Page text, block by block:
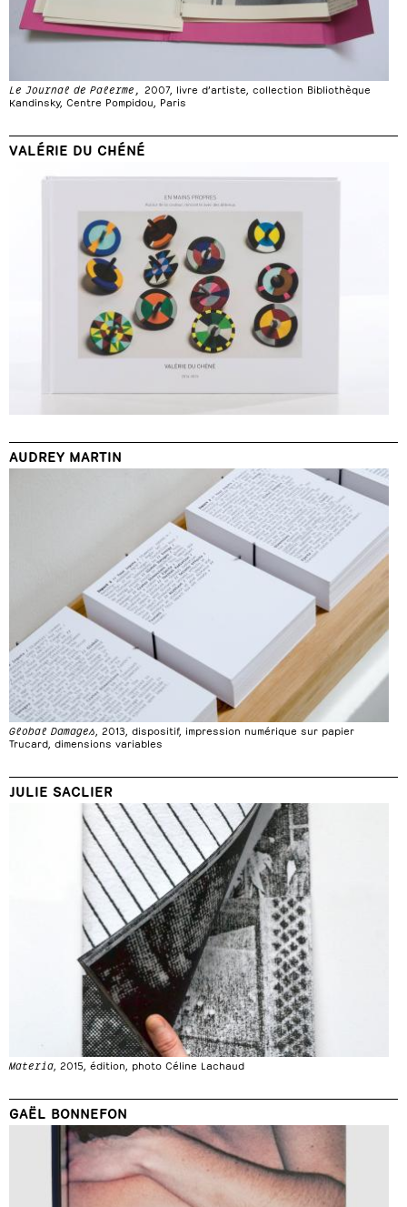
Le Journal de Palerme,
2007, livre d’artiste, collection Bibliothèque
Kandinsky, Centre Pompidou, Paris
VALÉRIE DU CHÉNÉ
AUDREY MARTIN
Global Damages , 2013, dispositif, impression numérique sur papier
Trucard, dimensions variables
JULIE SACLIER
Materia , 2015, édition, photo Céline Lachaud
GAËL BONNEFON